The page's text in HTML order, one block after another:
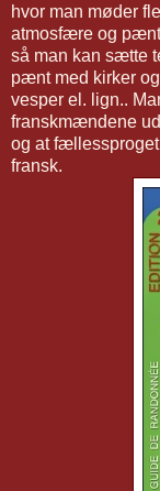
hvor man møder
atmosfære og
så man kan sætte
pænt med kirker
vesper el. lign..
franskmændene
og at
fransk.